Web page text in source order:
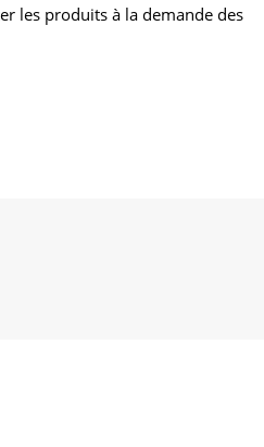
les produits à la demande des